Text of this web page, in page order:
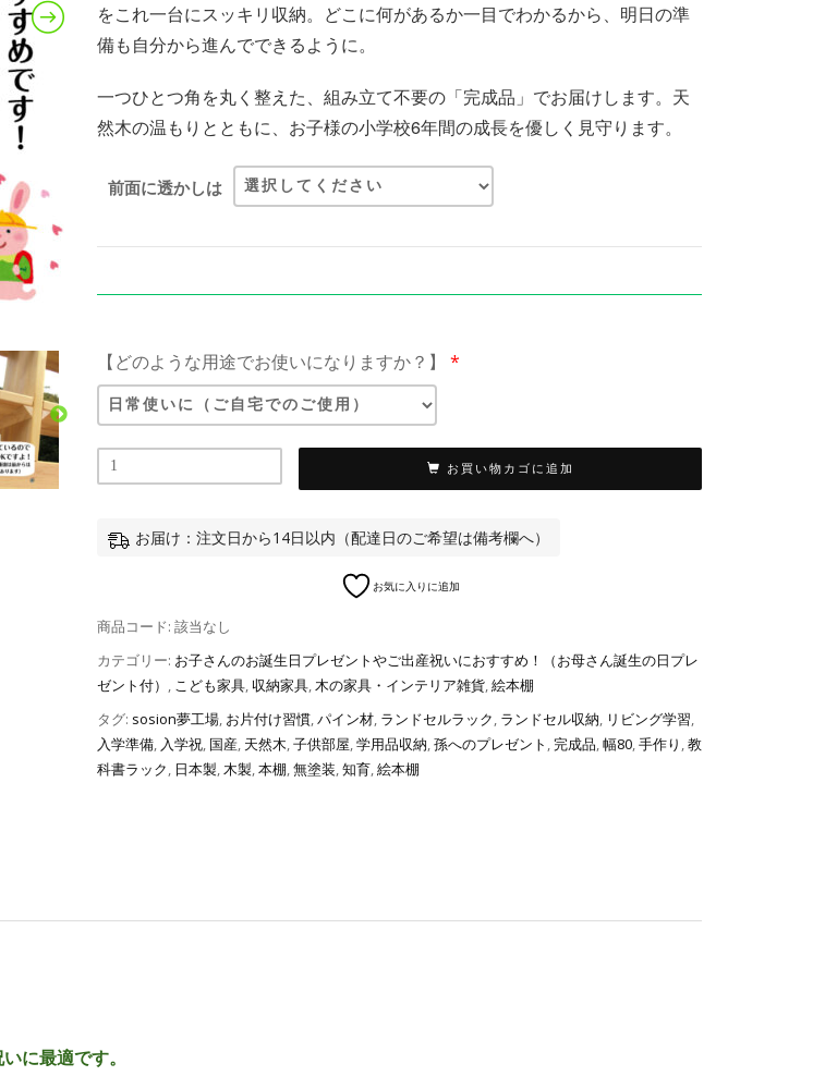
をこれ一台にスッキリ収納。どこに何があるか一目でわかるから、明日の準
備も自分から進んでできるように。
一つひとつ角を丸く整えた、組み立て不要の「完成品」でお届けします。天
然木の温もりとともに、お子様の小学校6年間の成長を優しく見守ります。
前面に透かしは
【どのような用途でお使いになりますか？】 *
お買い物カゴに追加
お届け：注文日から14日以内（配達日のご希望は備考欄へ）
お気に入りに追加
商品コード: 該当なし
カテゴリー: お子さんのお誕生日プレゼントやご出産祝いにおすすめ！（お母さん誕生の日プレ
ゼント付） , こども家具, 収納家具,木の家具・インテリア雑貨,絵本棚
タグ: sosion夢工場, お片付け習慣,パイン材, ランドセルラック, ランドセル収納, リビング学習,
入学準備, 入学祝, 国産, 天然木,子供部屋,学用品収納,孫へのプレゼント ,完成品,幅80,手作り ,教
科書ラック, 日本製,木製,本棚,無塗装,知育,絵本棚
に最適です。